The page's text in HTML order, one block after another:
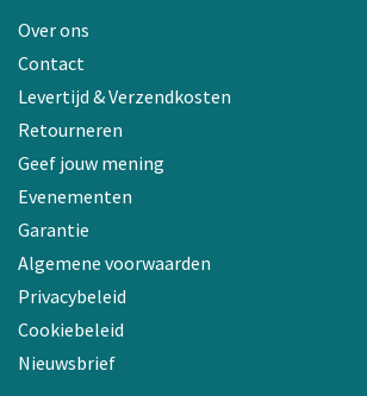
Over ons
Contact
Levertijd & Verzendkosten
Retourneren
Geef jouw mening
Evenementen
Garantie
Algemene voorwaarden
Privacybeleid
Cookiebeleid
Nieuwsbrief